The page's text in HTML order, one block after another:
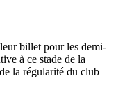
billet pour les demi-
à ce stade de la
la régularité du club